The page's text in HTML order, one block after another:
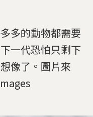
多的動物都需要
一代恐怕只剩下
像了。圖片來